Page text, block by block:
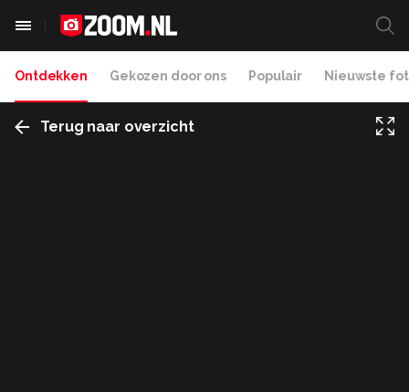
Ontdekken Gekozen door ons Populair Nieuwste
Terug naar overzicht